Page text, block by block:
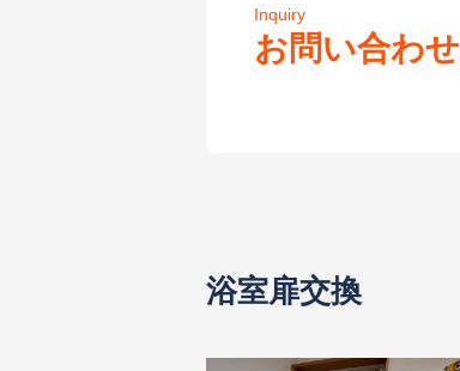
お問い合わせ
Inquiry
浴室扉交換